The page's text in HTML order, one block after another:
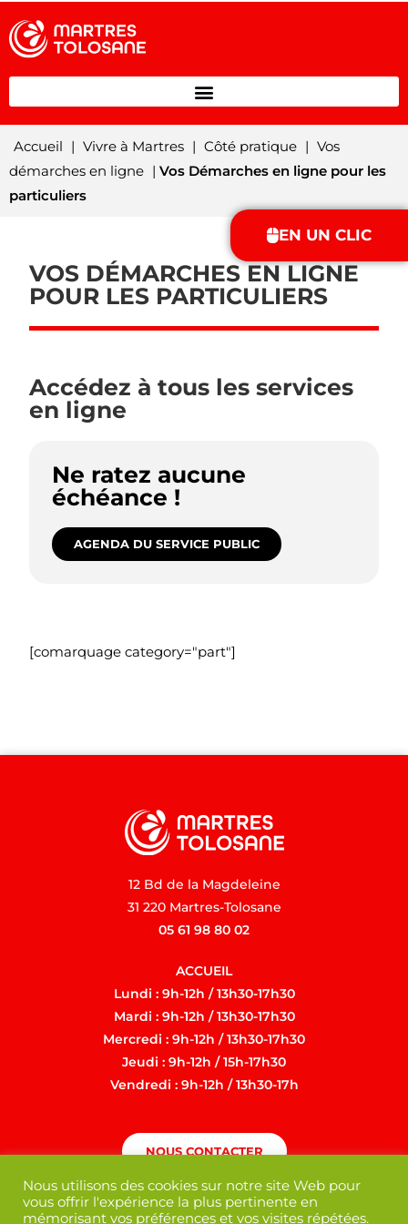
EN UN CLIC
Accueil | Vivre à Martres | Côté pratique | Vos
démarches en ligne | Vos Démarches en ligne pour les
particuliers
VOS DÉMARCHES EN LIGNE
POUR LES PARTICULIERS
Accédez à tous les services
en ligne
Ne ratez aucune
échéance !
AGENDA DU SERVICE PUBLIC
[comarquage category="part"]
12 Bd de la Magdeleine
31 220 Martres-Tolosane
05 61 98 80 02
ACCUEIL
Lundi : 9h-12h / 13h30-17h30
Mardi : 9h-12h / 13h30-17h30
Mercredi : 9h-12h / 13h30-17h30
Jeudi : 9h-12h / 15h-17h30
Vendredi : 9h-12h / 13h30-17h
NOUS CONTACTER
Nous utilisons des cookies sur notre site Web pour
vous offrir l'expérience la plus pertinente en
mémorisant vos préférences et vos visites répétées.